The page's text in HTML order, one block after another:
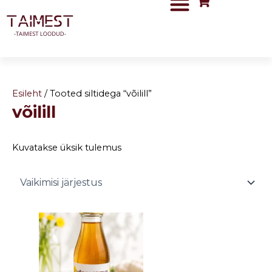
content
Esileht / Tooted siltidega “võilill”
võilill
Kuvatakse üksik tulemus
Price
range:
5,00 €
through
5,90 €
This
product
has
multiple